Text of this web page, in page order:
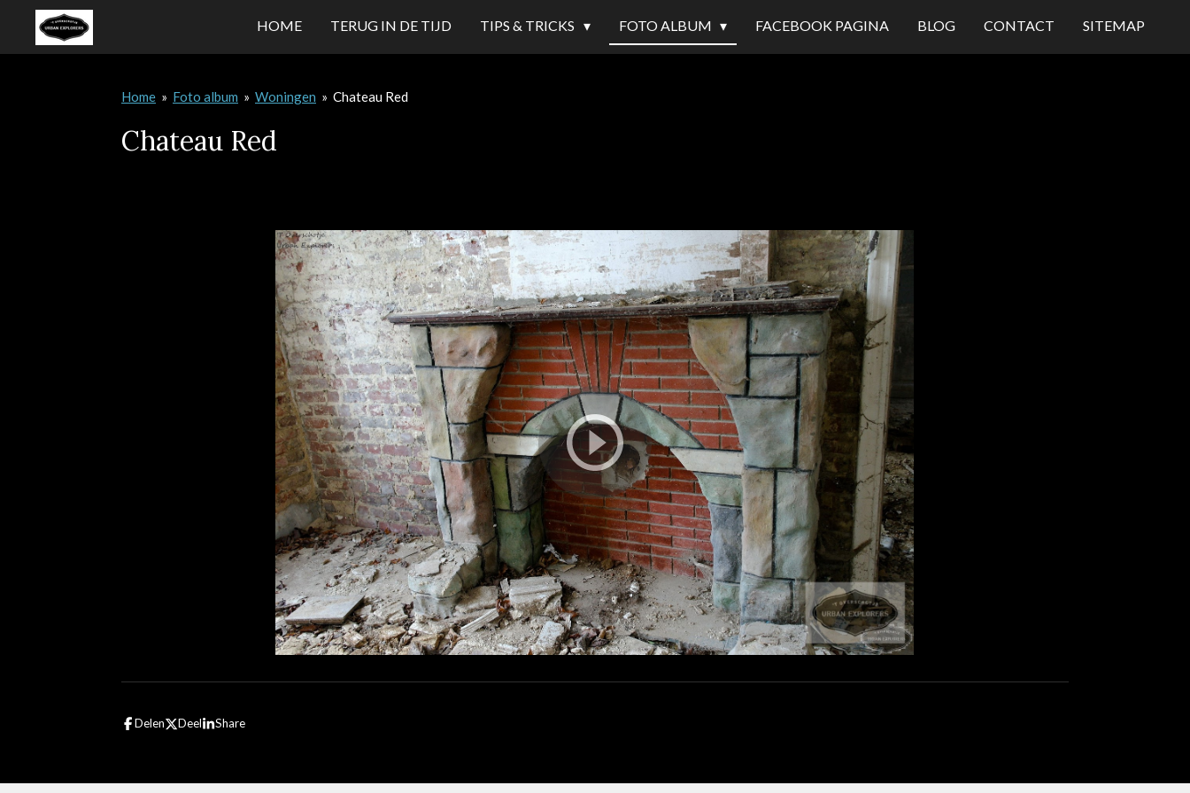
direct
HOME TERUG IN DE TIJD TIPS & TRICKS FOTO ALBUM FACEBOOK PAGINA BLOG CONTACT SITEMAP
Home » Foto album » Woningen » Chateau Red
Chateau Red
Delen Deel Share